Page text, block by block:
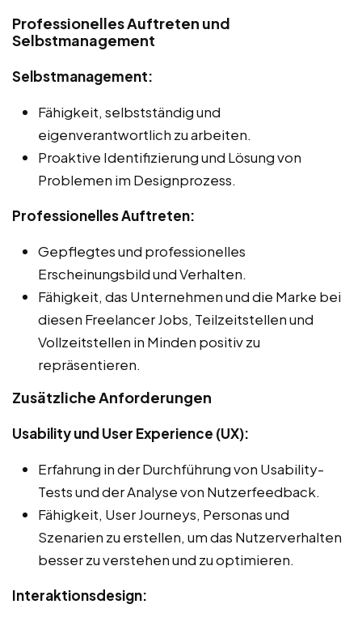
Professionelles Auftreten und
Selbstmanagement
Selbstmanagement:
Fähigkeit, selbstständig und
eigenverantwortlich zu arbeiten.
Proaktive Identifizierung und Lösung von
Problemen im Designprozess.
Professionelles Auftreten:
Gepflegtes und professionelles
Erscheinungsbild und Verhalten.
Fähigkeit, das Unternehmen und die Marke bei
diesen Freelancer Jobs, Teilzeitstellen und
Vollzeitstellen in Minden positiv zu
repräsentieren.
Zusätzliche Anforderungen
Usability und User Experience (UX):
Erfahrung in der Durchführung von Usability-
Tests und der Analyse von Nutzerfeedback.
Fähigkeit, User Journeys, Personas und
Szenarien zu erstellen, um das Nutzerverhalten
besser zu verstehen und zu optimieren.
Interaktionsdesign: